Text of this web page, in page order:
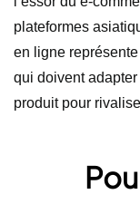
plateformes
en ligne
qui doivent
produit pour